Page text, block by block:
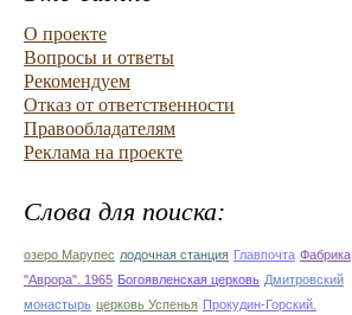
О проекте
Вопросы и ответы
Рекомендуем
Отказ от ответственности
Правообладателям
Реклама на проекте
Слова для поиска:
озеро Марупес лодочная станция Главпочта Фабрика
"Аврора". 1965 Богоявленская церковь Дмитровский
монастырь церковь Успенья Прокудин-Горский.